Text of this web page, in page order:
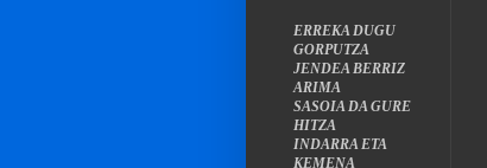
ERREKA DUGU
GORPUTZA
JENDEA BERRIZ
ARIMA
SASOIA DA GURE
HITZA
INDARRA ETA
KEMENA